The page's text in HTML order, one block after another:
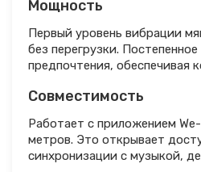
Мощность
Первый уровень вибрации
без перегрузки.
предпочтения, обеспечивая
Совместимость
Работает с приложением
метров. Это открывает
синхронизации с музыкой,